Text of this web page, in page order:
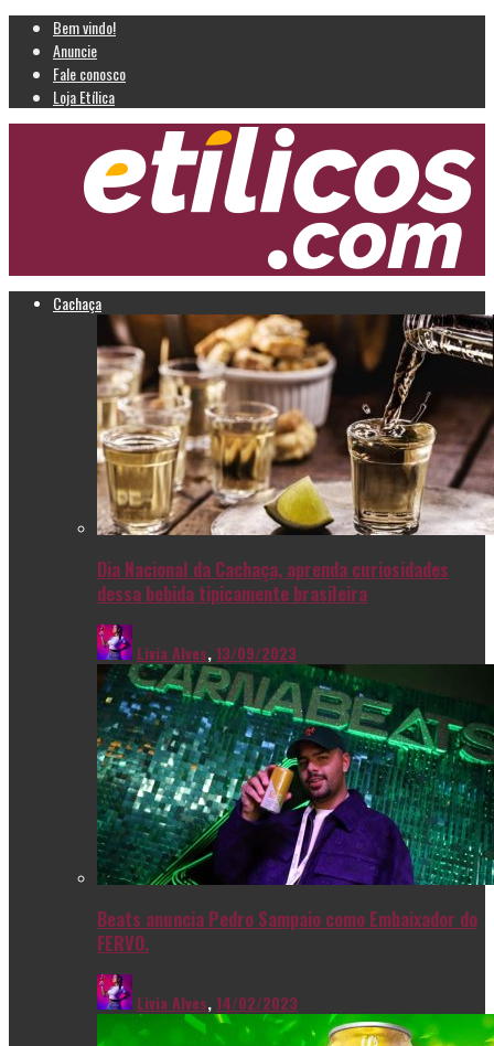
Bem vindo!
Anuncie
Fale conosco
Loja Etílica
Cachaça
Dia Nacional da Cachaça, aprenda curiosidades
dessa bebida tipicamente brasileira
Livia Alves,13/09/2023
Beats anuncia Pedro Sampaio como Embaixador do
FERVO.
Livia Alves,14/02/2023